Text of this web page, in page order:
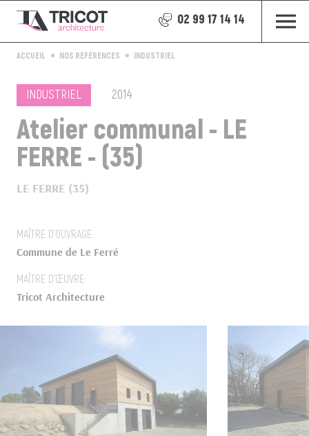
02 99 17 14 14
ACCUEIL NOS RÉFÉRENCES INDUSTRIEL
INDUSTRIEL 2014
Atelier communal - LE
FERRE - (35)
LE FERRE (35)
MAÎTRE D’OUVRAGE
Commune de Le Ferré
MAÎTRE D’ŒUVRE
Tricot Architecture